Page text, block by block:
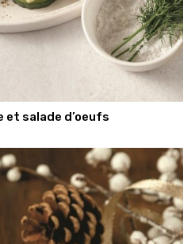
et salade d’oeufs